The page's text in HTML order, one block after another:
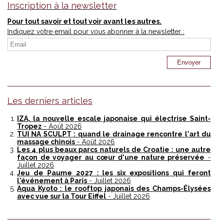
Inscription à la newsletter
Pour tout savoir et tout voir avant les autres.
Indiquez votre email pour vous abonner à la newsletter :
Les derniers articles
IZA, la nouvelle escale japonaise qui électrise Saint-
Tropez - Août 2026
TUI NA SCULPT : quand le drainage rencontre l'art du
massage chinois - Août 2026
Les 4 plus beaux parcs naturels de Croatie : une autre
façon de voyager au cœur d'une nature préservée -
Juillet 2026
Jeu de Paume 2027 : les six expositions qui feront
l'événement à Paris - Juillet 2026
Aqua Kyoto : le rooftop japonais des Champs-Élysées
avec vue sur la Tour Eiffel - Juillet 2026